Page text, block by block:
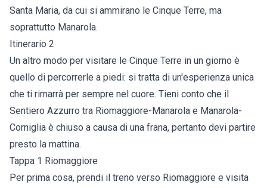
Santa Maria, da cui si ammirano le Cinque Terre, ma
soprattutto Manarola.
Itinerario 2
Un altro modo per visitare le Cinque Terre in un giorno è
quello di percorrerle a piedi: si tratta di un'esperienza unica
che ti rimarrà per sempre nel cuore. Tieni conto che il
Sentiero Azzurro tra Riomaggiore-Manarola e Manarola-
Corniglia è chiuso a causa di una frana, pertanto devi partire
presto la mattina.
Tappa 1 Riomaggiore
Per prima cosa, prendi il treno verso Riomaggiore e visita